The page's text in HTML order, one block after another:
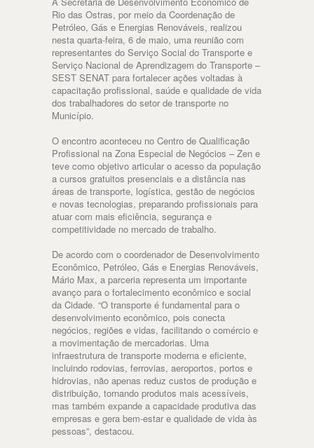
Rio das Ostras, por meio da Coordenação de
Petróleo, Gás e Energias Renováveis, realizou
nesta quarta-feira, 6 de maio, uma reunião com
representantes do Serviço Social do Transporte e
Serviço Nacional de Aprendizagem do Transporte –
SEST SENAT para fortalecer ações voltadas à
capacitação profissional, saúde e qualidade de vida
dos trabalhadores do setor de transporte no
Município.
O encontro aconteceu no Centro de Qualificação
Profissional na Zona Especial de Negócios – Zen e
teve como objetivo articular o acesso da população
a cursos gratuitos presenciais e a distância nas
áreas de transporte, logística, gestão de negócios
e novas tecnologias, preparando profissionais para
atuar com mais eficiência, segurança e
competitividade no mercado de trabalho.
De acordo com o coordenador de Desenvolvimento
Econômico, Petróleo, Gás e Energias Renováveis,
Mário Max, a parceria representa um importante
avanço para o fortalecimento econômico e social
da Cidade. “O transporte é fundamental para o
desenvolvimento econômico, pois conecta
negócios, regiões e vidas, facilitando o comércio e
a movimentação de mercadorias. Uma
infraestrutura de transporte moderna e eficiente,
incluindo rodovias, ferrovias, aeroportos, portos e
hidrovias, não apenas reduz custos de produção e
distribuição, tornando produtos mais acessíveis,
mas também expande a capacidade produtiva das
empresas e gera bem-estar e qualidade de vida às
pessoas”, destacou.